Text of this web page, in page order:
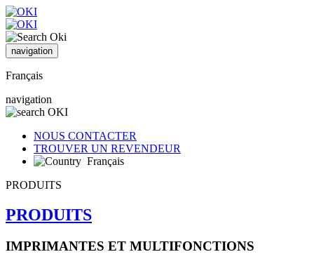
navigation
Français
navigation
NOUS CONTACTER
TROUVER UN REVENDEUR
Français
PRODUITS
PRODUITS
IMPRIMANTES ET MULTIFONCTIONS